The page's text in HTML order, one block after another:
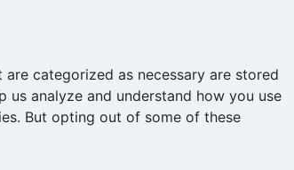
categorized as necessary are stored
analyze and understand how you use
But opting out of some of these